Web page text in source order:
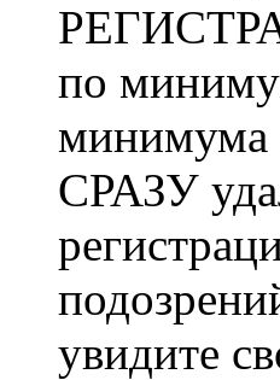
по
минимума
СРАЗУ
увидите